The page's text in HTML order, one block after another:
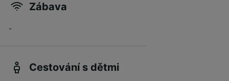
Zábava
-
Cestování s dětmi